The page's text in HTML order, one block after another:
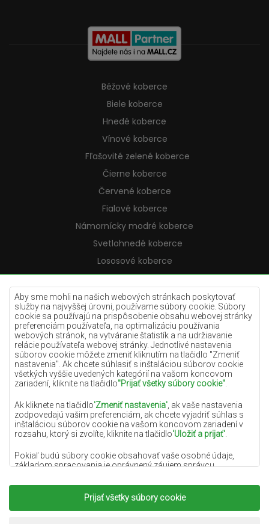
Aby sme mohli na našich webových stránkach poskytovať
služby na najvyššej úrovni, používame súbory cookie. Súbory
cookie sa používajú na prispôsobenie obsahu webovej stránky
preferenciám používateľa, na optimalizáciu používania
webových stránok, na vytváranie štatistík a na udržiavanie
relácie používateľa webovej stránky. Jednotlivé nastavenia
súborov cookie môžete zmeniť kliknutím na tlačidlo "Zmeniť
nastavenia". Ak chcete súhlasiť s inštaláciou súborov cookie
všetkých vyššie uvedených kategórií na vašom koncovom
zariadení, kliknite na tlačidlo"Prijať všetky súbory cookie"
Ak kliknete na tlačidlo'Zmeniť nastavenia' , ak vaše nastavenia
zodpovedajú vašim preferenciám, ak chcete vyjadriť súhlas s
inštaláciou súborov cookie na vašom koncovom zariadení v
rozsahu, ktorý si zvolíte, kliknite na tlačidlo'Uložiť a prijať'
Pokiaľ budú súbory cookie obsahovať vaše osobné údaje,
základom spracovania je oprávnený záujem správcu
podobe poskytovania vysokokvalitných služieb na našej
webovej stránke a marketingových aktivít správcu osobných
údajov a jeho dôveryhodných partnerov.
Prijať všetky súbory cookie
Béžové koberce
Biele koberce
Hnedé koberce
Vínové koberce
Fľašovité zelené koberce
Čierne koberce
Červené koberce
Fialové koberce
Námornícky modré koberce
Svetlohnedé koberce
Lososové koberce
Krémové koberce
Lilac koberce
Žlté koberce
Mätové koberce
Modré koberce
Oranžové koberce
Ružové koberce
Šedé koberce
Terakotové koberce
Zelené koberce
Zlaté koberce
Copyright 2022Koberce Chemex.Všetky práva